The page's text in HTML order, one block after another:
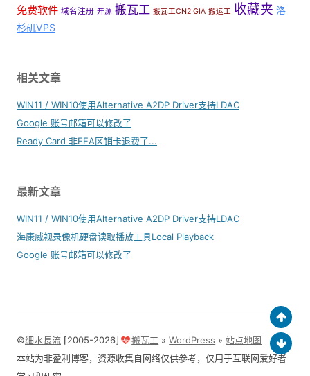
免费软件 域名注册 开源 搬瓦工 搬瓦工CN2 GIA 搬运工 收藏夹 洛
杉矶VPS
相关文章
WIN11 / WIN10使用Alternative A2DP Driver支持LDAC
Google 账号邮箱可以修改了
Ready Card 非EEA区销卡退费了...
最新文章
WIN11 / WIN10使用Alternative A2DP Driver支持LDAC
海康威视录像机硬盘读取播放工具Local Playback
Google 账号邮箱可以修改了
©細水長流 ⌈2005-2026⌋ 搬瓦工 »WordPress »站点地图
本站为非盈利博客，资源收集自网络仅供参考，仅用于互联网爱好者